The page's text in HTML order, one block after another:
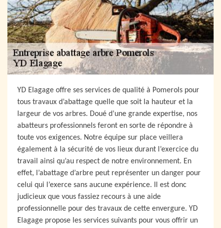
YD Elagage offre ses services de qualité à Pomerols pour
tous travaux d’abattage quelle que soit la hauteur et la
largeur de vos arbres. Doué d’une grande expertise, nos
abatteurs professionnels feront en sorte de répondre à
toute vos exigences. Notre équipe sur place veillera
également à la sécurité de vos lieux durant l’exercice du
travail ainsi qu’au respect de notre environnement. En
effet, l’abattage d’arbre peut représenter un danger pour
celui qui l’exerce sans aucune expérience. Il est donc
judicieux que vous fassiez recours à une aide
professionnelle pour des travaux de cette envergure. YD
Elagage propose les services suivants pour vous offrir un